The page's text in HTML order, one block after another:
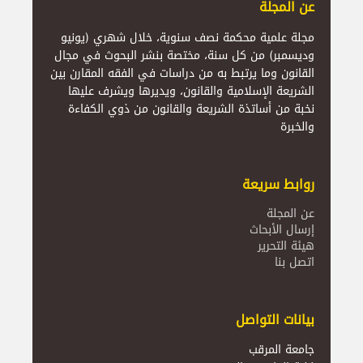
عن المجلة
مجلة علمية محكمة نصف سنوية، خلال شهري (يونيو
وديسمبر) من كل سنة، مختصة بنشر البحوث في مجال
القانون وما يرتبط به من دراسات في الفقه المقارن بين
الشريعة الإسلامية والقانون، ويديرها ويشرف عليها
نخبة من أساتذة الشريعة والقانون من ذوي الكفاءة
والخبرة
روابط سريعة
عن المجلة
إرسال الأبحاث
هيئة التحرير
اتصل بنا
بيانات التواصل
جامعة المرقب